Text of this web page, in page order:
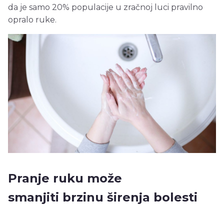
da je samo 20% populacije u zračnoj luci pravilno
opralo ruke.
Pranje ruku može
smanjiti brzinu širenja bolesti